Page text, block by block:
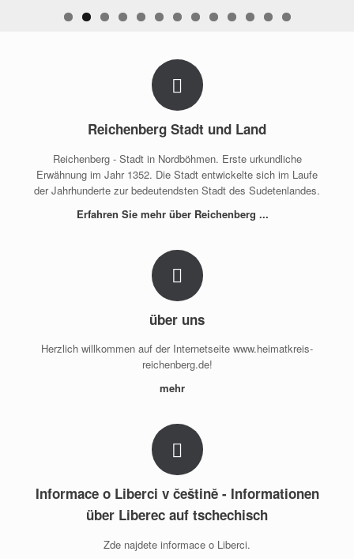
Reichenberg Stadt und Land
Reichenberg - Stadt in Nordböhmen. Erste urkundliche
Erwähnung im Jahr 1352. Die Stadt entwickelte sich im Laufe
der Jahrhunderte zur bedeutendsten Stadt des Sudetenlandes.
Erfahren Sie mehr über Reichenberg ...
über uns
Herzlich willkommen auf der Internetseite www.heimatkreis-
reichenberg.de!
mehr
Informace o Liberci v češtině - Informationen
über Liberec auf tschechisch
Zde najdete informace o Liberci.